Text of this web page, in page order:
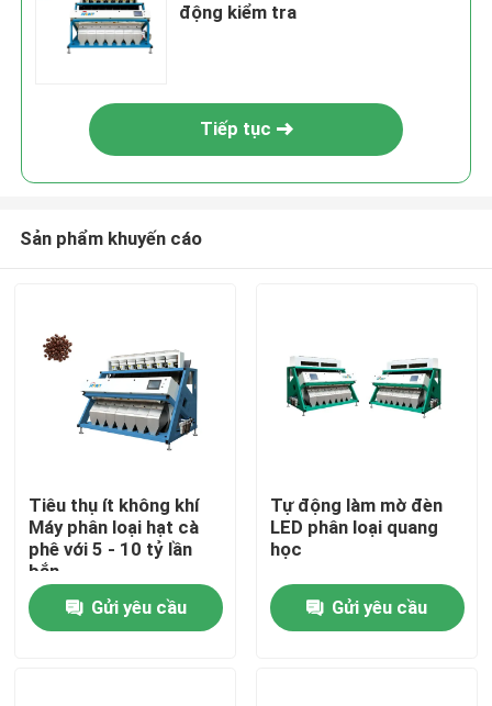
Trang Chủ
động kiểm tra
Tiếp tục
Sản phẩm khuyến cáo
Tiêu thụ ít không khí
Máy phân loại hạt cà
phê với 5 - 10 tỷ lần
bắn
Gửi yêu cầu
Tự động làm mờ đèn
LED phân loại quang
học
Gửi yêu cầu